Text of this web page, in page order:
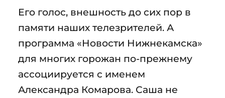
Его голос, внешность до сих пор в
памяти наших телезрителей. А
программа «Новости Нижнекамска»
для многих горожан по-прежнему
ассоциируется с именем
Александра Комарова. Саша не